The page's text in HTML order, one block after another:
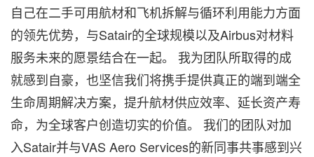
自己在二手可用航材和飞机拆解与循环利用能力方面
的领先优势，与Satair的全球规模以及Airbus对材料
服务未来的愿景结合在一起。 我为团队所取得的成
就感到自豪，也坚信我们将携手提供真正的端到端全
生命周期解决方案，提升航材供应效率、延长资产寿
命，为全球客户创造切实的价值。 我们的团队对加
入Satair并与VAS Aero Services的新同事共事感到兴